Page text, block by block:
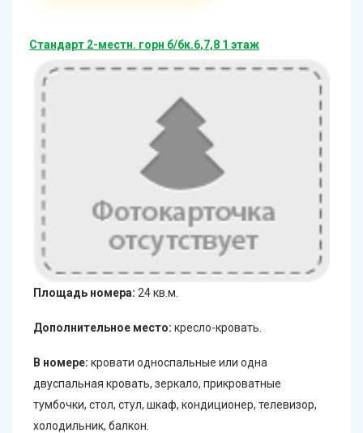
Стандарт 2-местн. горн б/бк.6,7,8 1 этаж
Площадь номера: 24 кв.м.
Дополнительное место: кресло-кровать.
В номере: кровати односпальные или одна
двуспальная кровать, зеркало, прикроватные
тумбочки, стол, стул, шкаф, кондиционер, телевизор,
холодильник, балкон.